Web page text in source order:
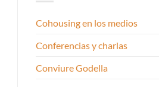
Cohousing en los medios
Conferencias y charlas
Conviure Godella